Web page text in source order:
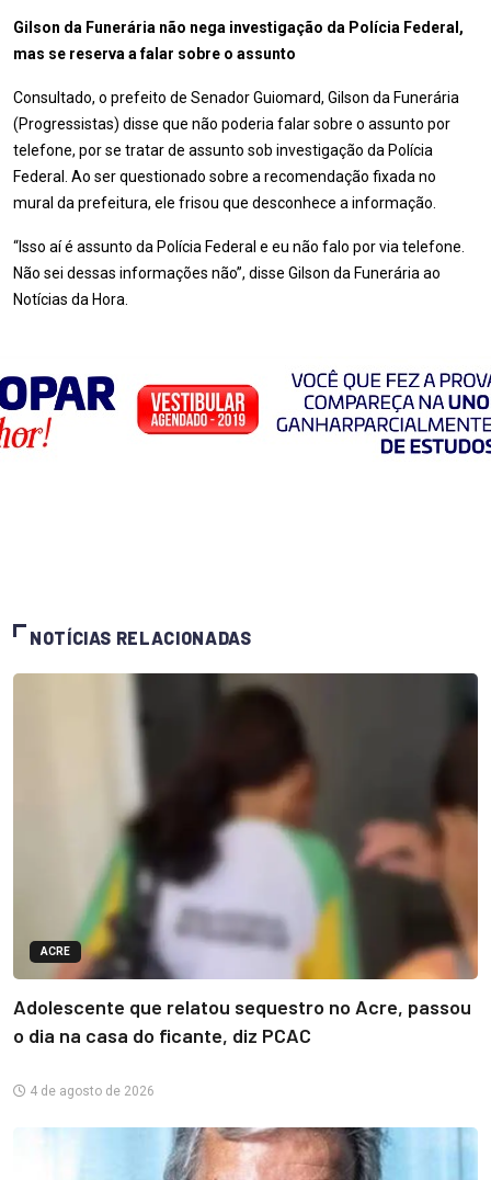
Gilson da Funerária não nega investigação da Polícia Federal,
mas se reserva a falar sobre o assunto
Consultado, o prefeito de Senador Guiomard, Gilson da Funerária
(Progressistas) disse que não poderia falar sobre o assunto por
telefone, por se tratar de assunto sob investigação da Polícia
Federal. Ao ser questionado sobre a recomendação fixada no
mural da prefeitura, ele frisou que desconhece a informação.
“Isso aí é assunto da Polícia Federal e eu não falo por via telefone.
Não sei dessas informações não”, disse Gilson da Funerária ao
Notícias da Hora.
NOTÍCIAS RELACIONADAS
ACRE
Adolescente que relatou sequestro no Acre, passou
o dia na casa do ficante, diz PCAC
4 de agosto de 2026